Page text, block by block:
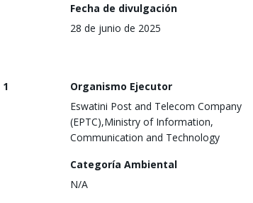
Fecha de divulgación
28 de junio de 2025
1
Organismo Ejecutor
Eswatini Post and Telecom Company
(EPTC),Ministry of Information,
Communication and Technology
Categoría Ambiental
N/A